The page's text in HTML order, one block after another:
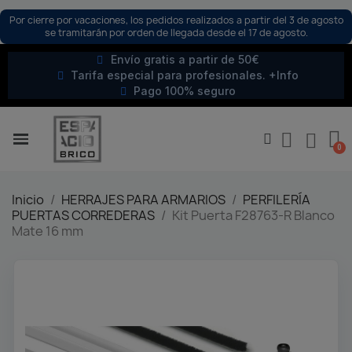
Por cierre por vacaciones, los pedidos realizados a partir del 3 de agosto
se tramitarán por orden de llegada desde el 17 de agosto.
Envío gratis a partir de 50€
Tarifa especial para profesionales. +Info
Pago 100% seguro
Inicio HERRAJES PARA ARMARIOS
PERFILERÍA
PUERTAS CORREDERAS
Kit Puerta F28763-R Blanco
Mate 16 mm